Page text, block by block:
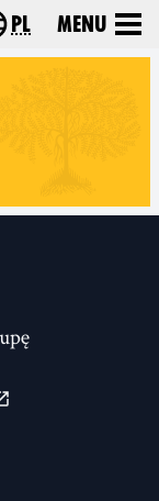
your
pl Menu